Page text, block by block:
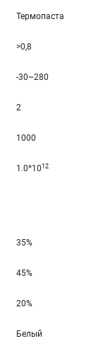
Термопаста
>0,8
-30~280
2
1000
1.0*1012
35%
45%
20%
Белый